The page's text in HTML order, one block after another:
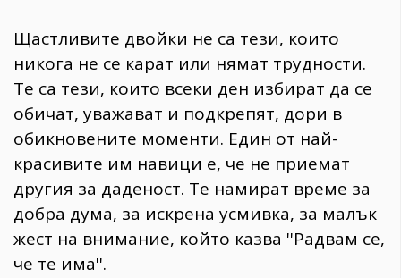
Gentlemen
382
Wellness
1816
ПОСЛЕДВАЙТЕ
НИ
Щастливите двойки не са тези, които
никога не се карат или нямат трудности.
Те са тези, които всеки ден избират да се
обичат, уважават и подкрепят, дори в
обикновените моменти. Един от най-
красивите им навици е, че не приемат
другия за даденост. Те намират време за
добра дума, за искрена усмивка, за малък
жест на внимание, който казва ''Радвам се,
че те има''.